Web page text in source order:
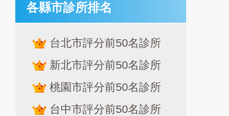
各縣市診所排名
台北市評分前50名診所
新北市評分前50名診所
桃園市評分前50名診所
台中市評分前50名診所